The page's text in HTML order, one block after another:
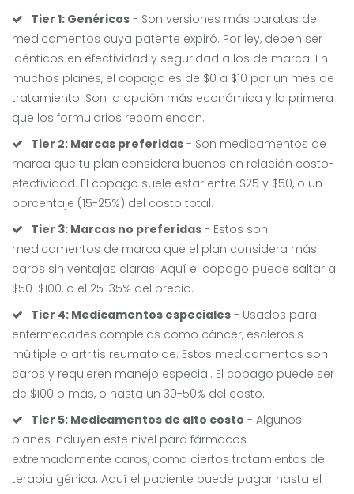
Tier 1: Genéricos - Son versiones más baratas de
medicamentos cuya patente expiró. Por ley, deben ser
idénticos en efectividad y seguridad a los de marca. En
muchos planes, el copago es de $0 a $10 por un mes de
tratamiento. Son la opción más económica y la primera
que los formularios recomiendan.
Tier 2: Marcas preferidas - Son medicamentos de
marca que tu plan considera buenos en relación costo-
efectividad. El copago suele estar entre $25 y $50, o un
porcentaje (15-25%) del costo total.
Tier 3: Marcas no preferidas - Estos son
medicamentos de marca que el plan considera más
caros sin ventajas claras. Aquí el copago puede saltar a
$50-$100, o el 25-35% del precio.
Tier 4: Medicamentos especiales - Usados para
enfermedades complejas como cáncer, esclerosis
múltiple o artritis reumatoide. Estos medicamentos son
caros y requieren manejo especial. El copago puede ser
de $100 o más, o hasta un 30-50% del costo.
Tier 5: Medicamentos de alto costo - Algunos
planes incluyen este nivel para fármacos
extremadamente caros, como ciertos tratamientos de
terapia génica. Aquí el paciente puede pagar hasta el